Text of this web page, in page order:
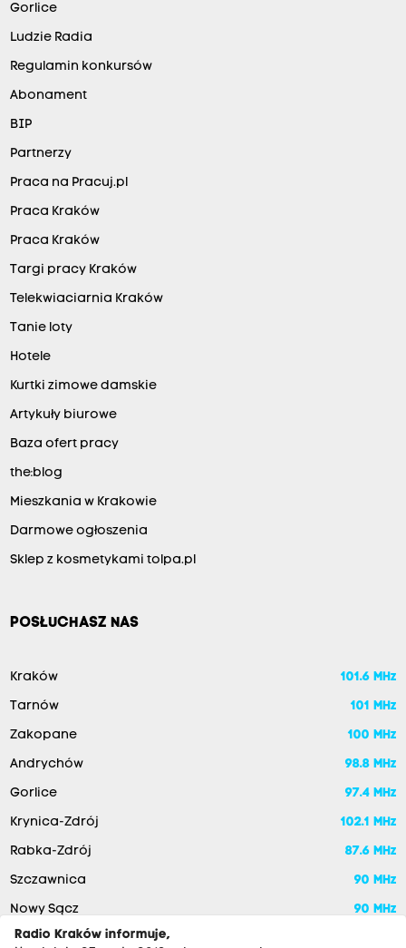
Gorlice
Ludzie Radia
Regulamin konkursów
Abonament
BIP
Partnerzy
Praca na Pracuj.pl
Praca Kraków
Praca Kraków
Targi pracy Kraków
Telekwiaciarnia Kraków
Tanie loty
Hotele
Kurtki zimowe damskie
Artykuły biurowe
Baza ofert pracy
the:blog
Mieszkania w Krakowie
Darmowe ogłoszenia
Sklep z kosmetykami tolpa.pl
POSŁUCHASZ NAS
Kraków 101.6 MHz
Tarnów 101 MHz
Zakopane 100 MHz
Andrychów 98.8 MHz
Gorlice 97.4 MHz
Krynica-Zdrój 102.1 MHz
Rabka-Zdrój 87.6 MHz
Szczawnica 90 MHz
Nowy Sącz
90 MHz
Radio Kraków informuje,